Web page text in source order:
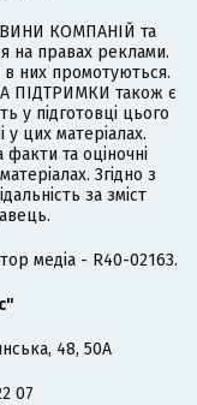
КОМПАНІЙ та
на правах реклами.
в них промотуються.
ПІДТРИМКИ також є
у підготовці цього
у цих матеріалах.
факти та оціночні
Згідно з
за зміст
медіа - R40-02163.
48, 50А
07